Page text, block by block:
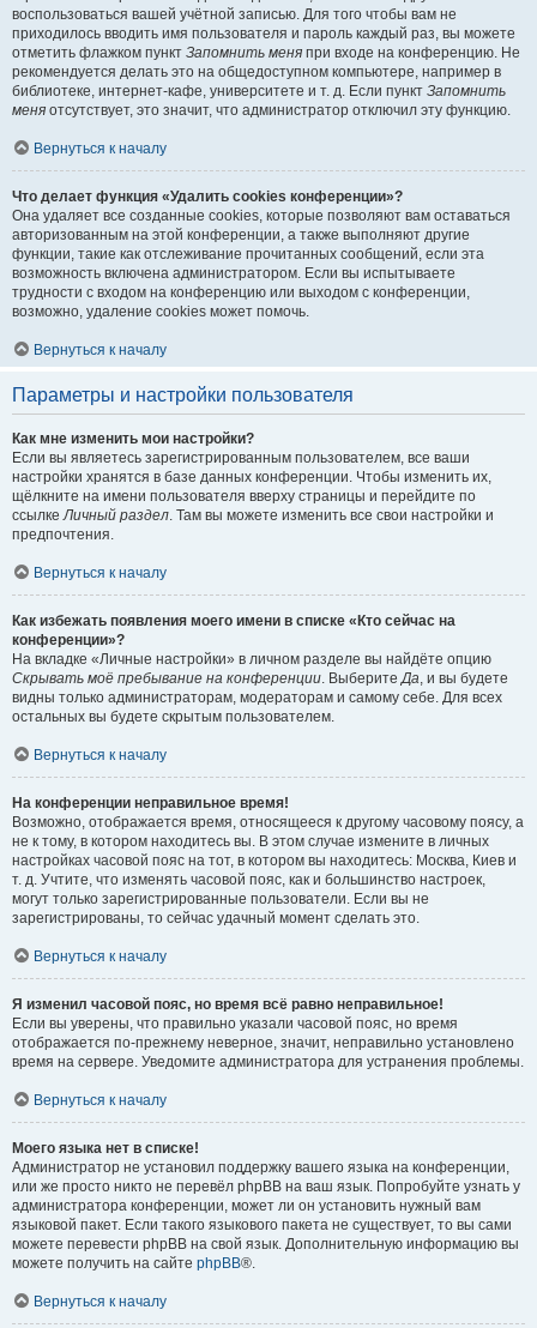
воспользоваться вашей учётной записью. Для того чтобы вам не
приходилось вводить имя пользователя и пароль каждый раз, вы можете
отметить флажком пункт Запомнить меня при входе на конференцию. Не
рекомендуется делать это на общедоступном компьютере, например в
библиотеке, интернет-кафе, университете и т. д. Если пункт Запомнить
меня отсутствует, это значит, что администратор отключил эту функцию.
Вернуться к началу
Что делает функция «Удалить cookies конференции»?
Она удаляет все созданные cookies, которые позволяют вам оставаться
авторизованным на этой конференции, а также выполняют другие
функции, такие как отслеживание прочитанных сообщений, если эта
возможность включена администратором. Если вы испытываете
трудности с входом на конференцию или выходом с конференции,
возможно, удаление cookies может помочь.
Вернуться к началу
Параметры и настройки пользователя
Как мне изменить мои настройки?
Если вы являетесь зарегистрированным пользователем, все ваши
настройки хранятся в базе данных конференции. Чтобы изменить их,
щёлкните на имени пользователя вверху страницы и перейдите по
ссылкеЛичный раздел. Там вы можете изменить все свои настройки и
предпочтения.
Вернуться к началу
Как избежать появления моего имени в списке «Кто сейчас на
конференции»?
На вкладке «Личные настройки» в личном разделе вы найдёте опцию
Скрывать моё пребывание на конференции. ВыберитеДа, и вы будете
видны только администраторам, модераторам и самому себе. Для всех
остальных вы будете скрытым пользователем.
Вернуться к началу
На конференции неправильное время!
Возможно, отображается время, относящееся к другому часовому поясу, а
не к тому, в котором находитесь вы. В этом случае измените в личных
настройках часовой пояс на тот, в котором вы находитесь: Москва, Киев и
т. д. Учтите, что изменять часовой пояс, как и большинство настроек,
могут только зарегистрированные пользователи. Если вы не
зарегистрированы, то сейчас удачный момент сделать это.
Вернуться к началу
Я изменил часовой пояс, но время всё равно неправильное!
Если вы уверены, что правильно указали часовой пояс, но время
отображается по-прежнему неверное, значит, неправильно установлено
время на сервере. Уведомите администратора для устранения проблемы.
Вернуться к началу
Моего языка нет в списке!
Администратор не установил поддержку вашего языка на конференции,
или же просто никто не перевёл phpBB на ваш язык. Попробуйте узнать у
администратора конференции, может ли он установить нужный вам
языковой пакет. Если такого языкового пакета не существует, то вы сами
можете перевести phpBB на свой язык. Дополнительную информацию вы
можете получить на сайте phpBB®.
Вернуться к началу